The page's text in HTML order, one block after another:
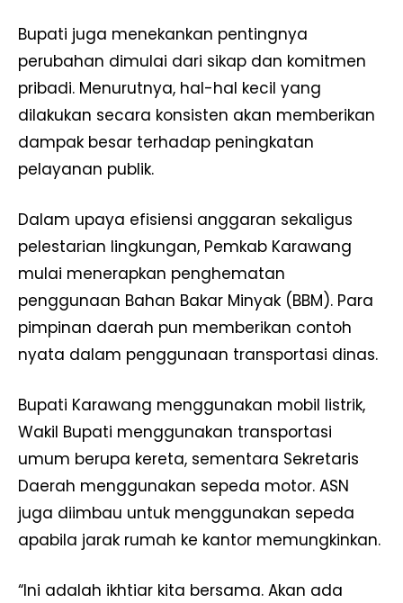
Bupati juga menekankan pentingnya
perubahan dimulai dari sikap dan komitmen
pribadi. Menurutnya, hal-hal kecil yang
dilakukan secara konsisten akan memberikan
dampak besar terhadap peningkatan
pelayanan publik.
Dalam upaya efisiensi anggaran sekaligus
pelestarian lingkungan, Pemkab Karawang
mulai menerapkan penghematan
penggunaan Bahan Bakar Minyak (BBM). Para
pimpinan daerah pun memberikan contoh
nyata dalam penggunaan transportasi dinas.
Bupati Karawang menggunakan mobil listrik,
Wakil Bupati menggunakan transportasi
umum berupa kereta, sementara Sekretaris
Daerah menggunakan sepeda motor. ASN
juga diimbau untuk menggunakan sepeda
apabila jarak rumah ke kantor memungkinkan.
“Ini adalah ikhtiar kita bersama. Akan ada